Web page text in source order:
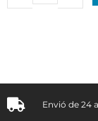
Envió de 24